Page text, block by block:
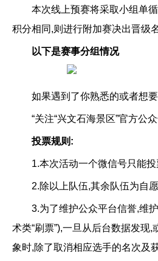
本次线上预赛将采取小组单
积分相同,则进行附加赛决出晋级名
以下是赛事分组情况
如果遇到了你熟悉的或者想
“关注“兴文石海景区”官方公
投票规则:
1.本次活动一个微信号只能投
2.除以上队伍,其余队伍为自
3.为了维护公众平台信誉,维
术类“刷票”),一旦从后台数据发
象时,除了取消相应选手的名次及